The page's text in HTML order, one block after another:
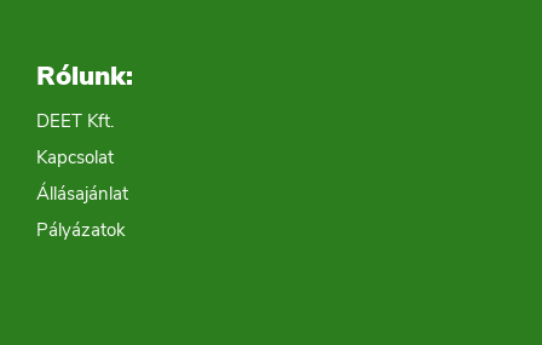
Rólunk:
DEET Kft.
Kapcsolat
Állásajánlat
Pályázatok